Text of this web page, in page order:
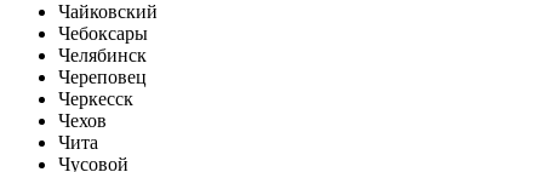
Чайковский
Чебоксары
Челябинск
Череповец
Черкесск
Чехов
Чита
Чусовой